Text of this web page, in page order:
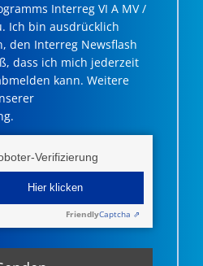
Interreg VI A MV /
Ich bin ausdrücklich
den Interreg Newsflash
dass ich mich jederzeit
kann. Weitere
Verifizierung
Hier klicken
FriendlyCaptcha ⇗